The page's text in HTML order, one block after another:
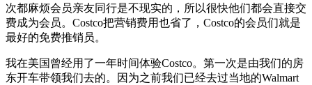
次都麻烦会员亲友同行是不现实的，所以很快他们都会直接交
费成为会员。Costco把营销费用也省了，Costco的会员们就是
最好的免费推销员。
我在美国曾经用了一年时间体验Costco。第一次是由我们的房
东开车带领我们去的。因为之前我们已经去过当地的Walmart